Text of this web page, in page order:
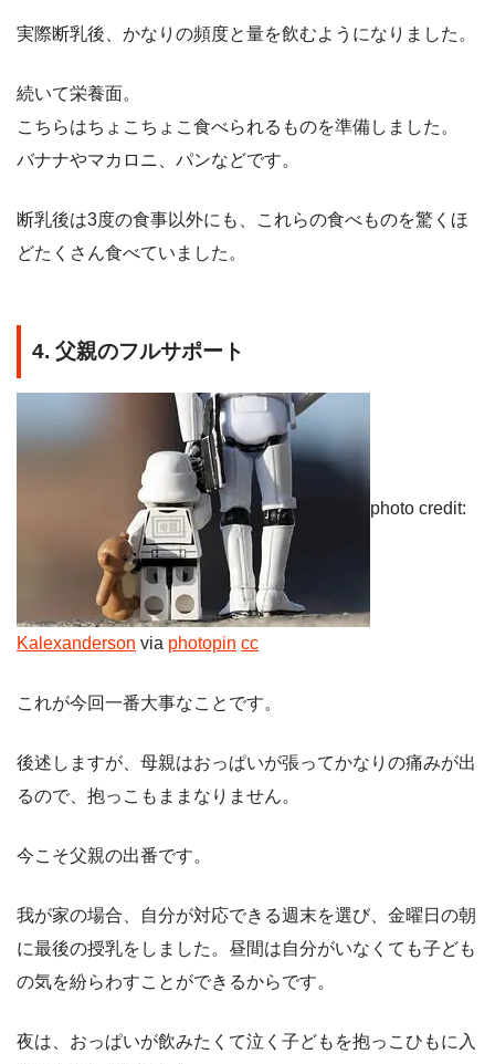
実際断乳後、かなりの頻度と量を飲むようになりました。
続いて栄養面。
こちらはちょこちょこ食べられるものを準備しました。
バナナやマカロニ、パンなどです。
断乳後は3度の食事以外にも、これらの食べものを驚くほ
どたくさん食べていました。
4. 父親のフルサポート
photo credit:
Kalexanderson via photopin cc
これが今回一番大事なことです。
後述しますが、母親はおっぱいが張ってかなりの痛みが出
るので、抱っこもままなりません。
今こそ父親の出番です。
我が家の場合、自分が対応できる週末を選び、金曜日の朝
に最後の授乳をしました。昼間は自分がいなくても子ども
の気を紛らわすことができるからです。
夜は、おっぱいが飲みたくて泣く子どもを抱っこひもに入